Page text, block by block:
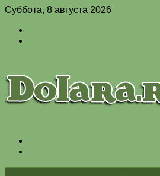
Суббота, 8 августа 2026